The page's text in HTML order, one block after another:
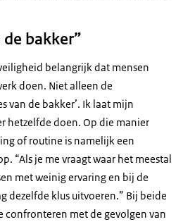
bakker”
belangrijk dat mensen
doen. Niet alleen de
van de bakker’. Ik laat mijn
hetzelfde doen. Op die manier
of routine is namelijk een
“Als je me vraagt waar het meestal
met weinig ervaring en bij de
dezelfde klus uitvoeren.” Bij beide
confronteren met de gevolgen van